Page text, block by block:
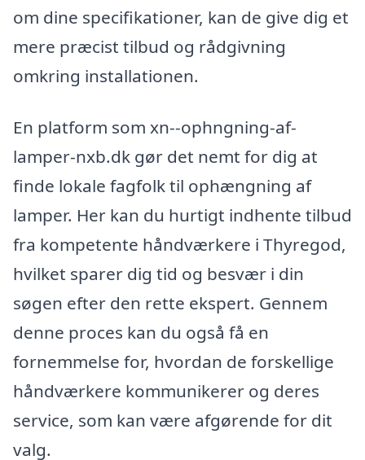
om dine specifikationer, kan de give dig et
mere præcist tilbud og rådgivning
omkring installationen.
En platform som xn--ophngning-af-
lamper-nxb.dk gør det nemt for dig at
finde lokale fagfolk til ophængning af
lamper. Her kan du hurtigt indhente tilbud
fra kompetente håndværkere i Thyregod,
hvilket sparer dig tid og besvær i din
søgen efter den rette ekspert. Gennem
denne proces kan du også få en
fornemmelse for, hvordan de forskellige
håndværkere kommunikerer og deres
service, som kan være afgørende for dit
valg.